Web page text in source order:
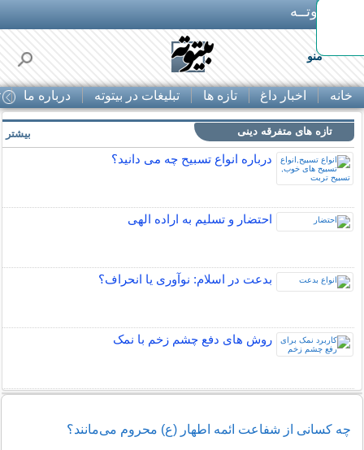
بـیتوتــه
منو
خانه اخبار داغ تازه ها تبلیغات در بیتوته درباره ما
تازه های متفرقه دینی
درباره انواع تسبیح چه می دانید؟
احتضار و تسلیم به اراده الهی
بدعت در اسلام: نوآوری یا انحراف؟
روش های دفع چشم زخم با نمک
بیشتر
چه کسانی از شفاعت ائمه اطهار (ع) محروم می‌مانند؟